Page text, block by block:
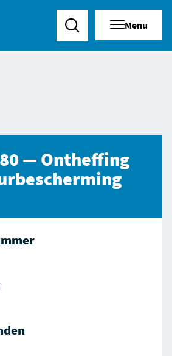
Zoeken Menu
— Ontheffing